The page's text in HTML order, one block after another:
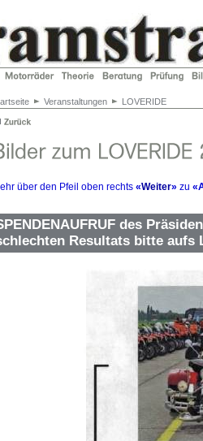
Veranstaltungen LOVERIDE
über den Pfeil oben rechts «Weiter» zu
des
Resultats bitte aufs